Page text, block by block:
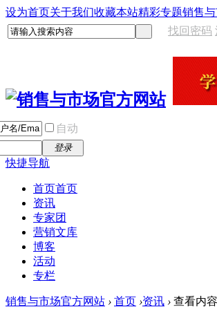
设为首页关于我们收藏本站精彩专题销售
找回密码
自动
登录
快捷导航
首页首页
资讯
专家团
营销文库
博客
活动
专栏
销售与市场官方网站 › 首页 ›资讯 › 查看内容